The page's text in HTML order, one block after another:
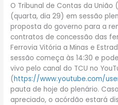
O Tribunal de Contas da União
(quarta, dia 29) em sessão
proposta do governo para a
contratos de concessão das
Ferrovia Vitória a Minas e
sessão começa às 14:30 e
vivo pelo canal do TCU no
(https://www.youtube.com/
pauta de hoje do plenário.
apreciado, o acórdão estará